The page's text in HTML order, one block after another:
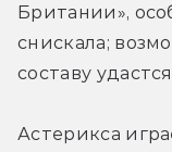
Британии»,
снискала;
составу
Астерикса